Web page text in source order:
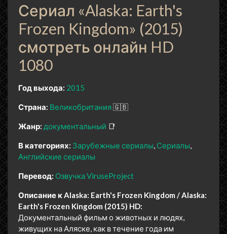
Сериал «Alaska: Earth's
Frozen Kingdom» (2015)
смотреть онлайн HD
1080
Год выхода: 2015
Страна: Великобритания🇬🇧
Жанр: документальный 📑
В категориях: Зарубежные сериалы Сериалы
Английские сериалы
Перевод: Озвучка ViruseProject
Описание к Alaska: Earth's Frozen Kingdom / Alaska:
Earth's Frozen Kingdom (2015) HD:
Документальный фильм о животных и людях,
живущих на Аляске, как в течение года им